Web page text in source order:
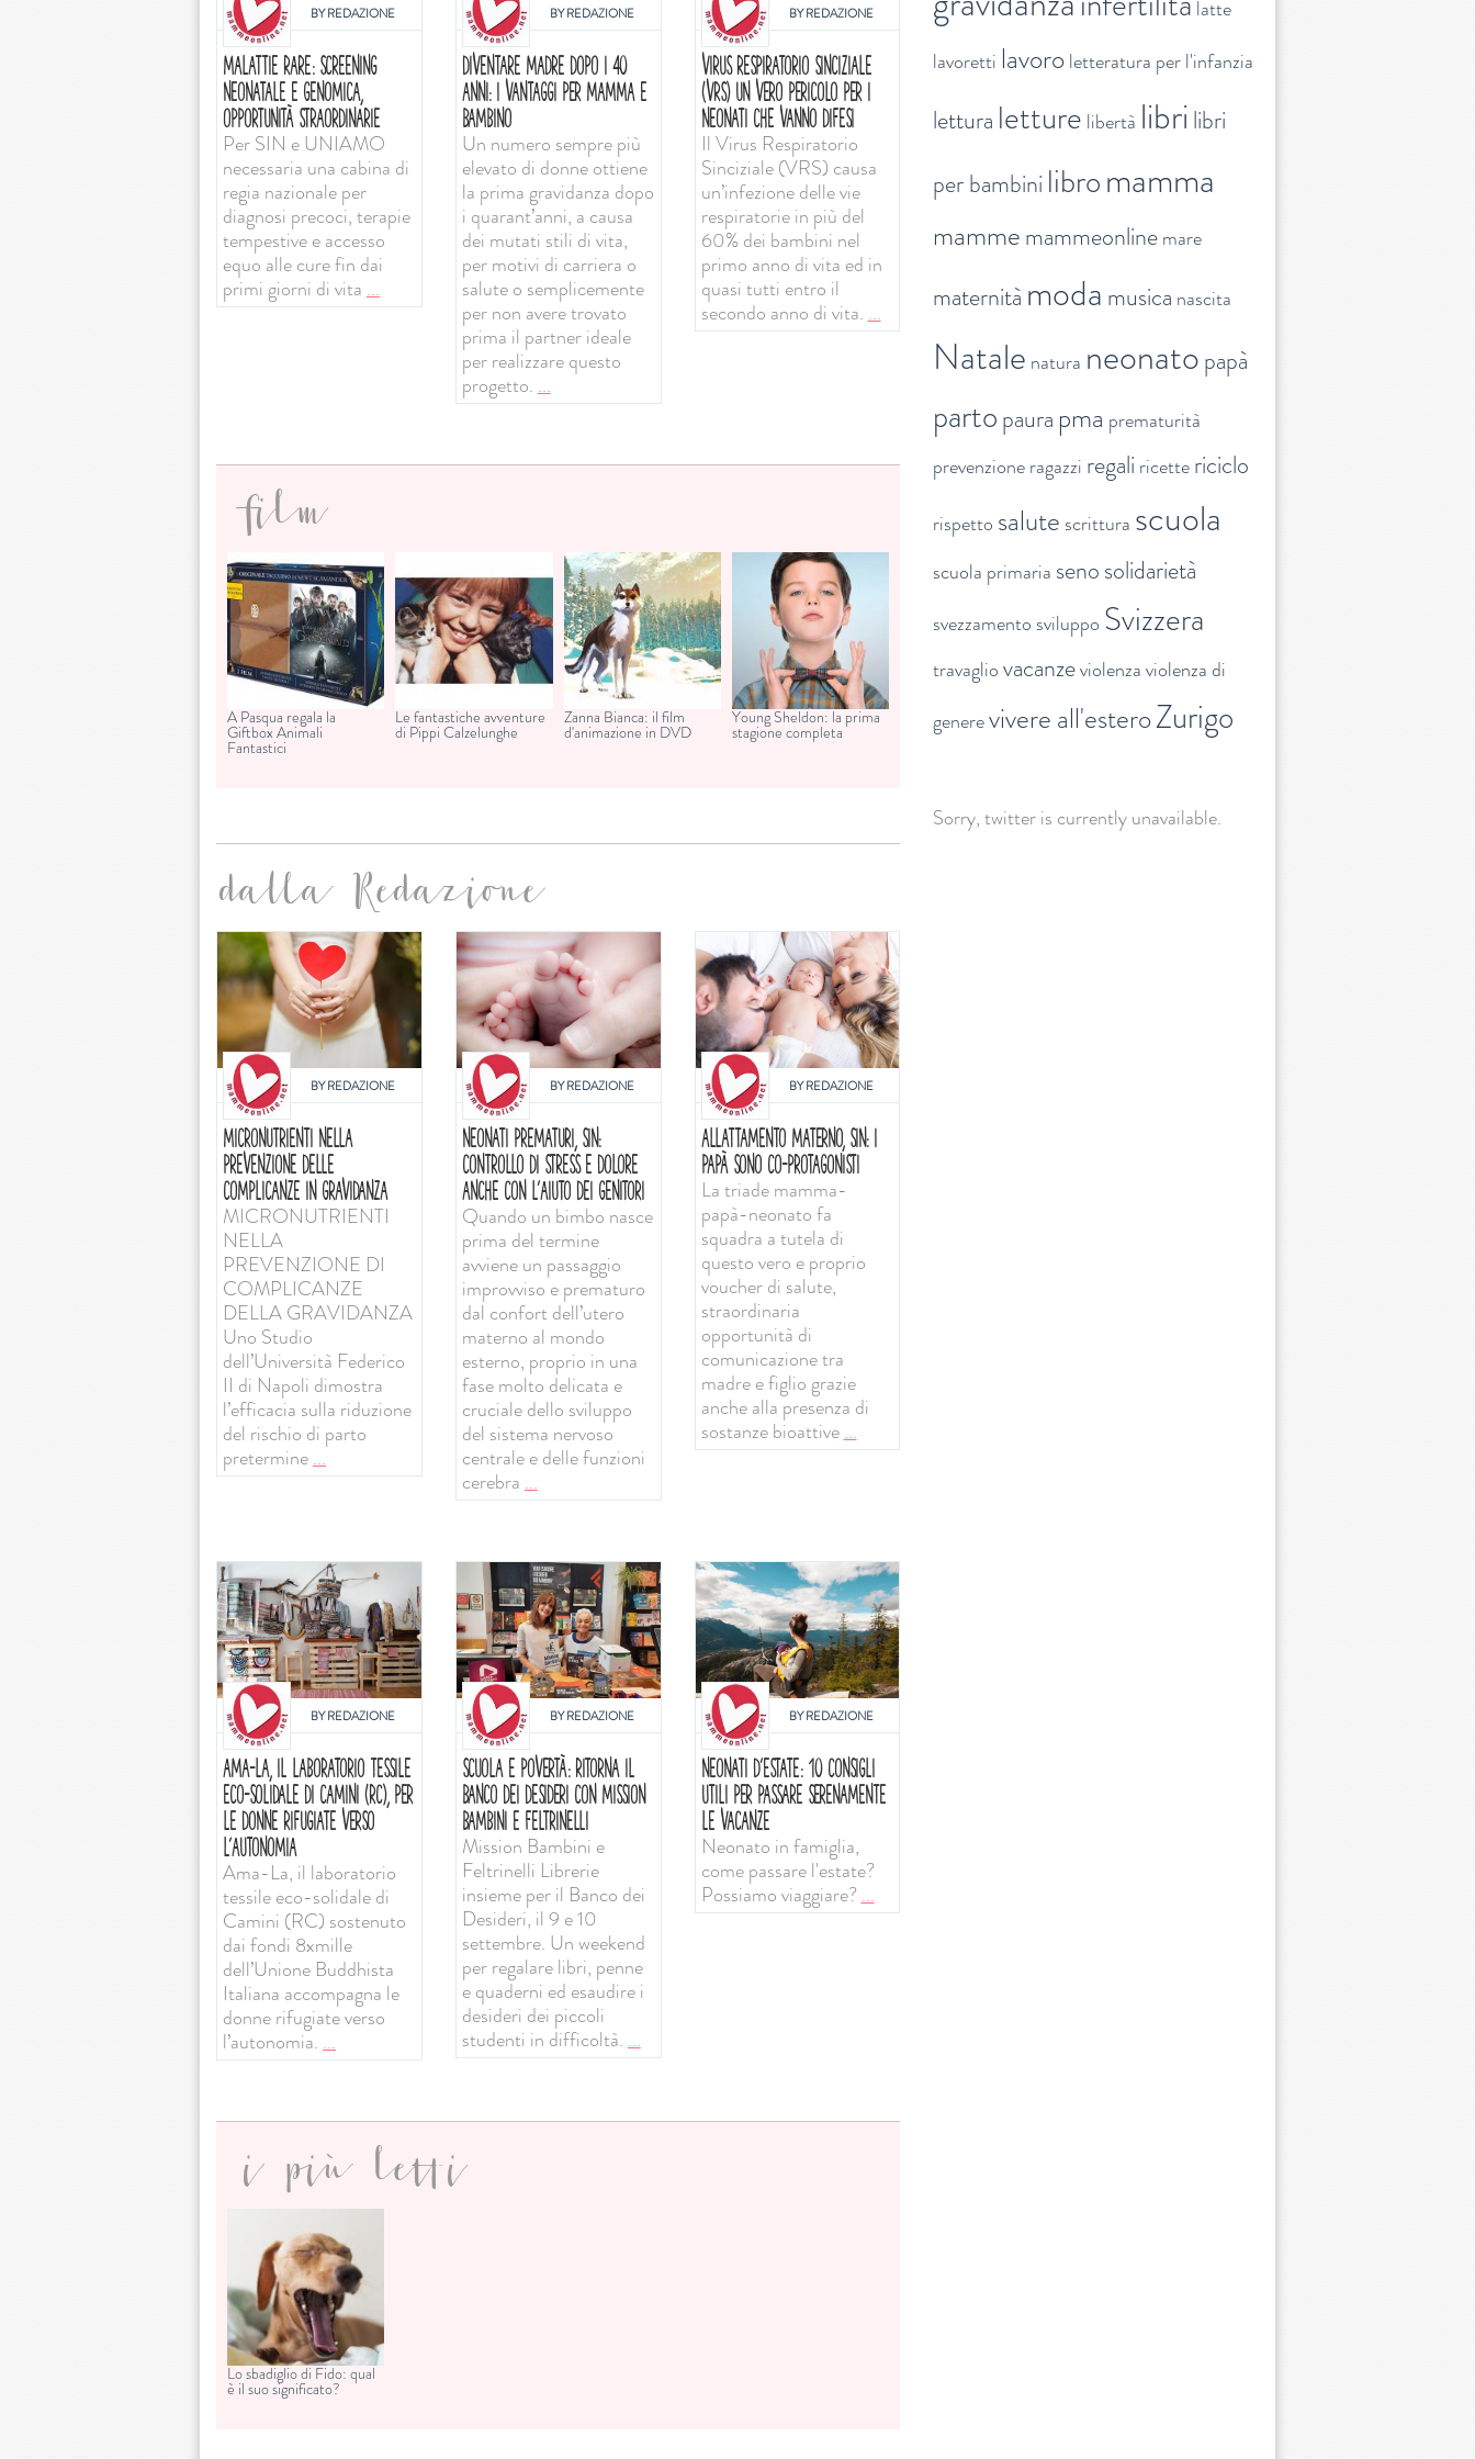
BYREDAZIONE
MALATTIE RARE: SCREENING
NEONATALE E GENOMICA,
OPPORTUNITÀ STRAORDINARIE
Per SIN e UNIAMO
necessaria una cabina di
regia nazionale per
diagnosi precoci, terapie
tempestive e accesso
equo alle cure fin dai
primi giorni di vita ...
BYREDAZIONE
DIVENTARE MADRE DOPO I 40
ANNI: I VANTAGGI PER MAMMA E
BAMBINO
Un numero sempre più
elevato di donne ottiene
la prima gravidanza dopo
i quarant’anni, a causa
dei mutati stili di vita,
per motivi di carriera o
salute o semplicemente
per non avere trovato
prima il partner ideale
per realizzare questo
progetto. ...
BYREDAZIONE
VIRUS RESPIRATORIO SINCIZIALE
(VRS) UN VERO PERICOLO PER I
NEONATI CHE VANNO DIFESI
Il Virus Respiratorio
Sinciziale (VRS) causa
un’infezione delle vie
respiratorie in più del
60% dei bambini nel
primo anno di vita ed in
quasi tutti entro il
secondo anno di vita. ...
film
A Pasqua regala la
Giftbox Animali
Fantastici
Le fantastiche avventure
di Pippi Calzelunghe
Zanna Bianca: il film
d'animazione in DVD
Young Sheldon: la prima
stagione completa
dalla Redazione
BYREDAZIONE
MICRONUTRIENTI NELLA
PREVENZIONE DELLE
COMPLICANZE IN GRAVIDANZA
MICRONUTRIENTI
NELLA
PREVENZIONE DI
COMPLICANZE
DELLA GRAVIDANZA
Uno Studio
dell’Università Federico
II di Napoli dimostra
l’efficacia sulla riduzione
del rischio di parto
pretermine...
BYREDAZIONE
NEONATI PREMATURI, SIN:
CONTROLLO DI STRESS E DOLORE
ANCHE CON L'AIUTO DEI GENITORI
Quando un bimbo nasce
prima del termine
avviene un passaggio
improvviso e prematuro
dal confort dell’utero
materno al mondo
esterno, proprio in una
fase molto delicata e
cruciale dello sviluppo
del sistema nervoso
centrale e delle funzioni
cerebra ...
BYREDAZIONE
ALLATTAMENTO MATERNO, SIN: I
PAPÀ SONO CO-PROTAGONISTI
La triade mamma-
papà-neonato fa
squadra a tutela di
questo vero e proprio
voucher di salute,
straordinaria
opportunità di
comunicazione tra
madre e figlio grazie
anche alla presenza di
sostanze bioattive...
BYREDAZIONE
AMA-LA, IL LABORATORIO TESSILE
ECO-SOLIDALE DI CAMINI (RC), PER
LE DONNE RIFUGIATE VERSO
L’AUTONOMIA
Ama-La, il laboratorio
tessile eco-solidale di
Camini (RC) sostenuto
dai fondi 8xmille
dell’Unione Buddhista
Italiana accompagna le
donne rifugiate verso
l’autonomia. ...
BYREDAZIONE
SCUOLA E POVERTÀ: RITORNA IL
BANCO DEI DESIDERI CON MISSION
BAMBINI E FELTRINELLI
Mission Bambini e
Feltrinelli Librerie
insieme per il Banco dei
Desideri, il 9 e 10
settembre. Un weekend
per regalare libri, penne
e quaderni ed esaudire i
desideri dei piccoli
studenti in difficoltà. ...
BYREDAZIONE
NEONATI D'ESTATE: 10 CONSIGLI
UTILI PER PASSARE SERENAMENTE
LE VACANZE
Neonato in famiglia,
come passare l'estate?
Possiamo viaggiare?...
i più letti
Lo sbadiglio di Fido: qual
è il suo significato?
latte
lavoretti lavoroletteratura per l'infanzia
lettura letture libertà libri libri
per bambini libromamma
mammemammeonlinemare
maternità moda musica nascita
Natale natura neonatopapà
partopaura pma prematurità
prevenzioneragazzi regali ricettericiclo
rispetto salute scrittura scuola
scuola primaria senosolidarietà
svezzamento sviluppo Svizzera
travaglio vacanzeviolenza violenza di
generevivere all'esteroZurigo
Sorry, twitter is currently unavailable.